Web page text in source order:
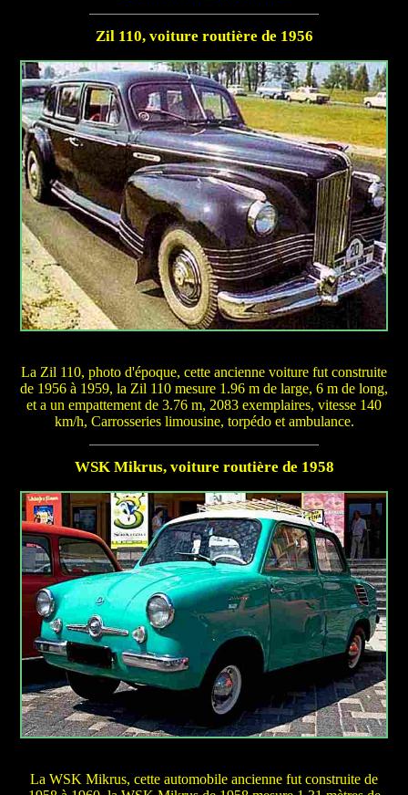
Zil 110, voiture routière de 1956
La Zil 110, photo d'époque, cette ancienne voiture fut construite
de 1956 à 1959, la Zil 110 mesure 1.96 m de large, 6 m de long,
et a un empattement de 3.76 m, 2083 exemplaires, vitesse 140
km/h, Carrosseries limousine, torpédo et ambulance.
WSK Mikrus, voiture routière de 1958
La WSK Mikrus, cette automobile ancienne fut construite de